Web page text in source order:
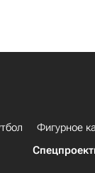
Фигурное